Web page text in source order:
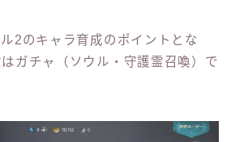
2のキャラ育成のポイントとな
ガチャ（ソウル・守護霊召喚）で